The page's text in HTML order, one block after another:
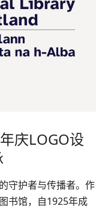
庆LOGO设
守护者与传播者。作
书馆，自1925年成